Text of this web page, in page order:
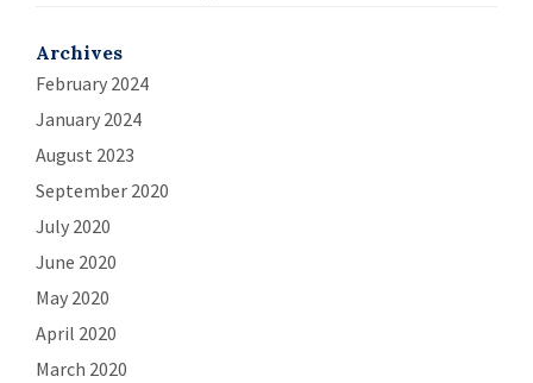
Archives
February 2024
January 2024
August 2023
September 2020
July 2020
June 2020
May 2020
April 2020
March 2020